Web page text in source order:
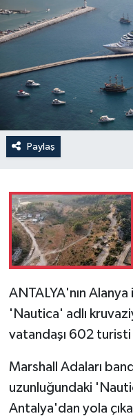
Paylaş
ANTALYA'nın
'Nautica' adlı
vatandaşı 602
Marshall Adaları
uzunluğundaki
Antalya'dan yola
Haberler
KANALV Spor
Kültür Sanat
Sağlık
Siyaset
Sosyal medya
Teknoloji
Televizyon
Turizm